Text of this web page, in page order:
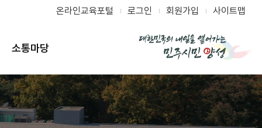
온라인교육포털 로그인 회원가입 사이트맵
소통마당